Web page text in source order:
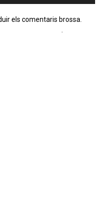
els comentaris brossa.
.